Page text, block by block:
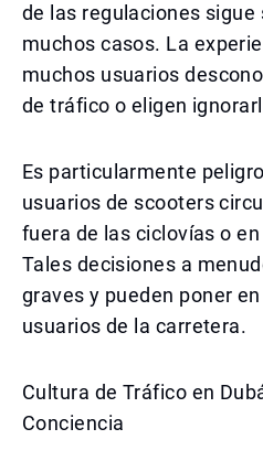
de las regulaciones
muchos casos. La
muchos usuarios
de tráfico o eligen
Es particularmente
usuarios de scooters
fuera de las ciclovías o
Tales decisiones a
graves y pueden poner
usuarios de la carretera.
Cultura de Tráfico en
Conciencia